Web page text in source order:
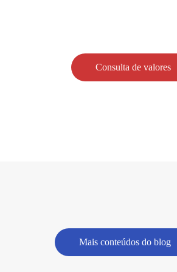
Consulta de valores
Mais conteúdos do blog